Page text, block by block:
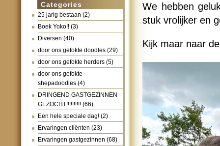
Categories
25 jarig bestaan (2)
Boek Yoko!! (3)
Diversen (40)
door ons gefokte doodles (29)
door ons gefokte herders (5)
door ons gefokte
shepadoodles (4)
DRINGEND GASTGEZINNEN
GEZOCHT!!!!!!!!!! (66)
Een hele speciale dag! (2)
Ervaringen cliënten (23)
Ervaringen gastgezinnen (68)
We hebben
stuk vrolijker en
Kijk maar naar